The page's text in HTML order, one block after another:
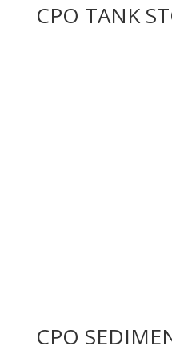
CPO TANK
CPO